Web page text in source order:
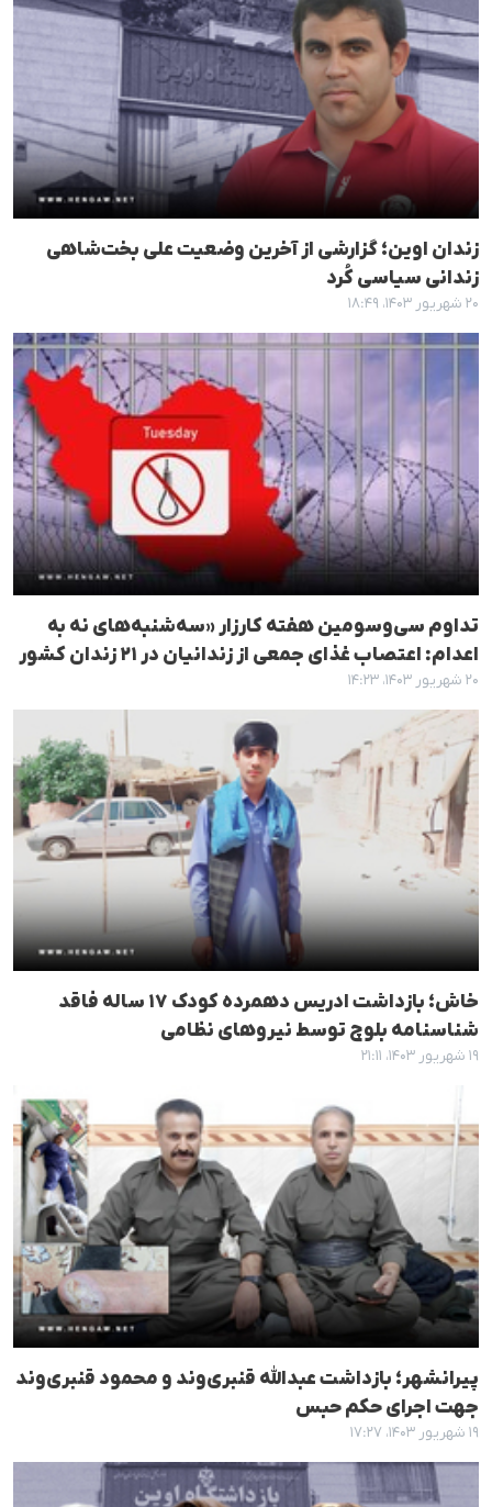
زندان اوین؛ گزارشی از آخرین وضعیت علی بخت‌شاهی
زندانی سیاسی کُرد
۲۰ شهریور ۱۴۰۳، ۱۸:۴۹
تداوم سی‌وسومین هفته کارزار «سه‌شنبه‌های نه به
اعدام: اعتصاب غذای جمعی از زندانیان در ۲۱ زندان کشور
۲۰ شهریور ۱۴۰۳، ۱۴:۲۳
خاش؛ بازداشت ادریس دهمردە کودک ۱۷ ساله فاقد
شناسنامه بلوچ توسط نیروهای نظامی
۱۹ شهریور ۱۴۰۳، ۲۱:۱۱
پیرانشهر؛ بازداشت عبدالله قنبری‌وند و محمود قنبری‌وند
جهت اجرای حکم حبس
۱۹ شهریور ۱۴۰۳، ۱۷:۲۷